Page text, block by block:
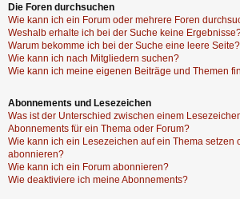
Die Foren durchsuchen
Wie kann ich ein Forum oder mehrere Foren
Weshalb erhalte ich bei der Suche keine
Warum bekomme ich bei der Suche eine leere Seite?
Wie kann ich nach Mitgliedern suchen?
Wie kann ich meine eigenen Beiträge und Themen
Abonnements und Lesezeichen
Was ist der Unterschied zwischen einem
Abonnements für ein Thema oder Forum?
Wie kann ich ein Lesezeichen auf ein Thema setzen
abonnieren?
Wie kann ich ein Forum abonnieren?
Wie deaktiviere ich meine Abonnements?